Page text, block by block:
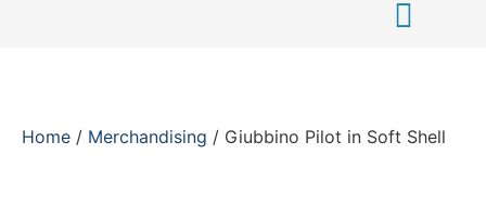
Home / Merchandising / Giubbino Pilot in Soft Shell